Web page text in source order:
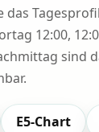
das
12:00,
sind
E5-Chart